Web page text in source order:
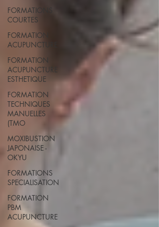
FORMATIONS
COURTES
FORMATION
ACUPUNCTURE
FORMATION
ACUPUNCTURE
ESTHETIQUE
FORMATION
TECHNIQUES
MANUELLES
(TMO
MOXIBUSTION
JAPONAISE -
OKYU
FORMATIONS
SPECIALISATION
FORMATION
PBM
ACUPUNCTURE